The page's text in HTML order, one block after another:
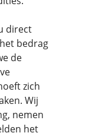
direct
bedrag
de
zich
Wij
nemen
het